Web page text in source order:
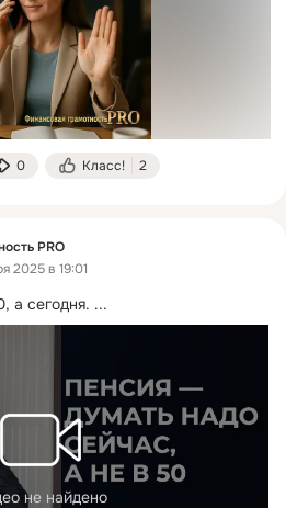
0 Класс! 2
PRO
2025 в 19:01
а сегодня. ...
не найдено